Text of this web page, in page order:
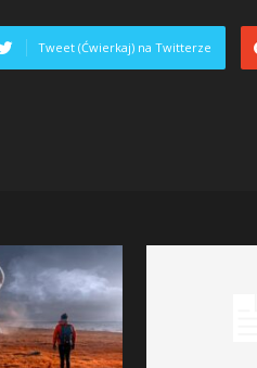
Tweet (Ćwierkaj) na Twitterze